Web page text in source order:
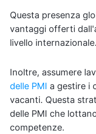
Questa presenza
vantaggi offerti
livello internazionale.
Inoltre, assumere
delle PMI a gestire i
vacanti. Questa
delle PMI che
competenze.